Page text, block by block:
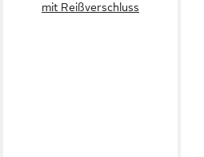
mit Reißverschluss